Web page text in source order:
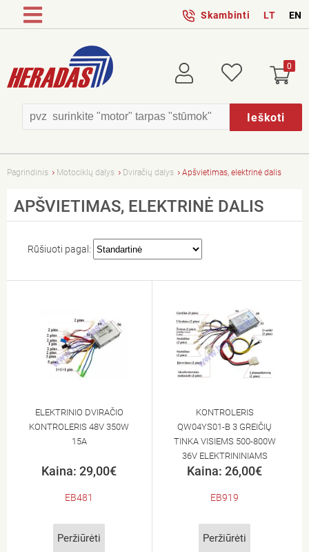
Skambinti LT EN
Ieškoti
Prisijungti Patikusios 0
Pagrindinis Motociklų dalys Dviračių dalys Apšvietimas, elektrinė dalis
APŠVIETIMAS, ELEKTRINĖ DALIS
Rūšiuoti pagal:
ELEKTRINIO DVIRAČIO
KONTROLERIS 48V 350W
15A
Kaina: 29,00€
EB481
Peržiūrėti
KONTROLERIS
QW04YS01-B 3 GREIČIŲ
TINKA VISIEMS 500-800W
36V ELEKTRININIAMS
KETURRAČIAMS
Kaina: 26,00€
EB919
Peržiūrėti